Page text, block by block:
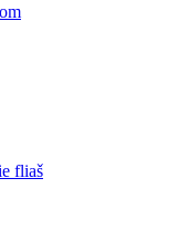
fliaš